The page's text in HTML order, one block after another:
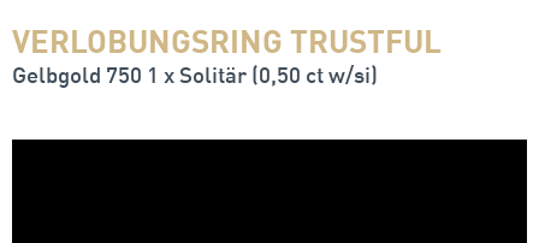
VERLOBUNGSRING TRUSTFUL
Gelbgold 750 1 x Solitär (0,50 ct w/si)